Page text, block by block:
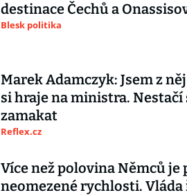
destinace Čechů a
Blesk politika
Marek Adamczyk: Jsem z
si hraje na ministra.
zamakat
Reflex.cz
Více než polovina Němců je
neomezené rychlosti. Vláda